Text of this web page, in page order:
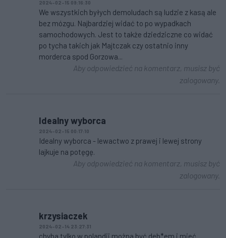
2024-02-15 09:16:30
We wszystkich byłych demoludach są ludzie z kasą ale
bez mózgu. Najbardziej widać to po wypadkach
samochodowych. Jest to także dziedziczne co widać
po tycha takich jak Majtczak czy ostatnio inny
morderca spod Gorzowa...
Aby odpowiedzieć na komentarz, musisz być
zalogowany.
Idealny wyborca
2024-02-15 00:17:10
Idealny wyborca - lewactwo z prawej i lewej strony
lajkuje na potęgę.
Aby odpowiedzieć na komentarz, musisz być
zalogowany.
krzysiaczek
2024-02-14 23:27:31
chyba tylko w polandii można być deb*em i mieć